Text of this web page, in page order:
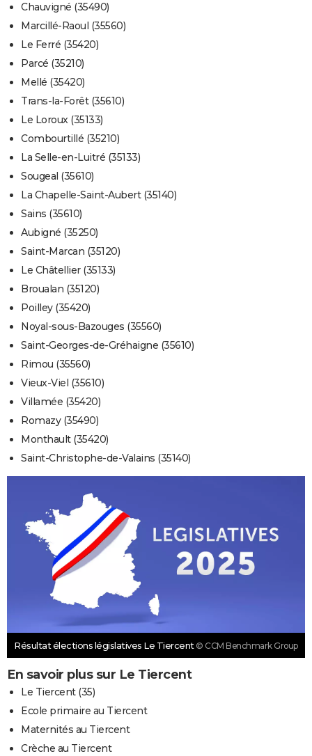
Chauvigné (35490)
Marcillé-Raoul (35560)
Le Ferré (35420)
Parcé (35210)
Mellé (35420)
Trans-la-Forêt (35610)
Le Loroux (35133)
Combourtillé (35210)
La Selle-en-Luitré (35133)
Sougeal (35610)
La Chapelle-Saint-Aubert (35140)
Sains (35610)
Aubigné (35250)
Saint-Marcan (35120)
Le Châtellier (35133)
Broualan (35120)
Poilley (35420)
Noyal-sous-Bazouges (35560)
Saint-Georges-de-Gréhaigne (35610)
Rimou (35560)
Vieux-Viel (35610)
Villamée (35420)
Romazy (35490)
Monthault (35420)
Saint-Christophe-de-Valains (35140)
Résultat élections législatives Le Tiercent © CCM Benchmark Group
En savoir plus sur Le Tiercent
Le Tiercent (35)
Ecole primaire au Tiercent
Maternités au Tiercent
Crèche au Tiercent